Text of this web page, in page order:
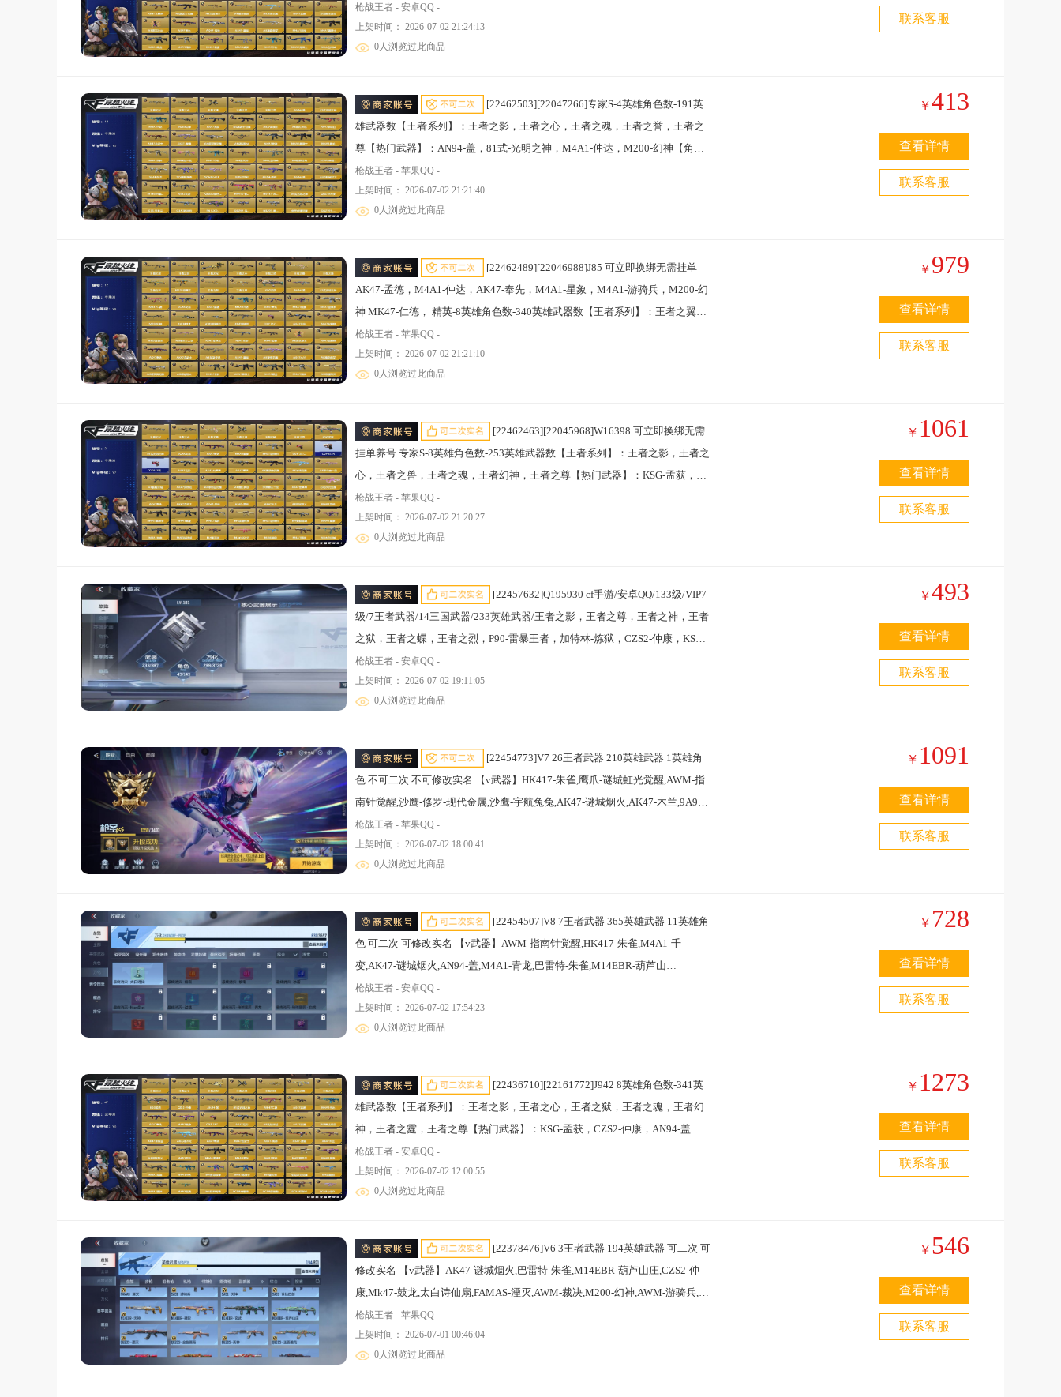
者之啸，王者之霆，王者之尊【热门武器】：KSG-孟获，CZS2-仲康，COP
357-安琪拉*2，AN94-盖，81式-光明之神，AK47-孟德，M4A1-仲达，AK47-
奉先，M4A1-威侯，M4A1-星
枪战王者 - 安卓QQ -
上架时间： 2026-07-02 21:24:13
0人浏览过此商品
联系客服
雄武器数【王者系列】：王者之影，王者之心，王者之魂，王者之誉，王者之
尊【热门武器】：AN94-盖，81式-光明之神，M4A1-仲达，M200-幻神【角
色】：妩媚妖姬，萝拉-X，刀锋-枪战王者【英雄武器】：AK47-无影，AK47-
黑武士觉醒，AK47-沙漠领主，AK47-猩红传说，AK47-幸运日，AK47-血武
士，AK47-春雅，AK47
枪战王者 - 苹果QQ -
上架时间： 2026-07-02 21:21:40
0人浏览过此商品
￥413
查看详情
联系客服
AK47-孟德，M4A1-仲达，AK47-奉先，M4A1-星象，M4A1-游骑兵，M200-幻
神 MK47-仁德， 精英-8英雄角色数-340英雄武器数【王者系列】：王者之翼，
王者之影，王者之光，王者之心，王者之迹，王者之兽，王者之隐*2，王者之
誉，M12S-雷霆王者，王者之盘，王者之尊【热门武器】：KSG-孟获，AN94-
盖，81式-光明之神，M
枪战王者 - 苹果QQ -
上架时间： 2026-07-02 21:21:10
0人浏览过此商品
￥ 979
查看详情
联系客服
挂单养号 专家S-8英雄角色数-253英雄武器数【王者系列】：王者之影，王者之
心，王者之兽，王者之魂，王者幻神，王者之尊【热门武器】：KSG-孟获，81
式-光明之神，SCAR-文远，AK47-奉先，M4A1-星象，M4A1-游骑兵，COP
357-堕天神，COP 357-A，COP 357-绚樱【角色】：审判者，萝拉，幽灵刀锋-
觉醒，关小雨
枪战王者 - 苹果QQ -
上架时间： 2026-07-02 21:20:27
0人浏览过此商品
￥ 1061
查看详情
联系客服
级/7王者武器/14三国武器/233英雄武器/王者之影，王者之尊，王者之神，王者
之狱，王者之蝶，王者之烈，P90-雷暴王者，加特林-炼狱，CZS2-仲康，KSG-
孟获，USP-仁德，沙鹰-孟德，双持沙鹰-元让，左轮-卧龙觉醒，双持
GLOCK18-本初，CZ75-策，雌雄双股剑，穷奇铁扇，激昂霸王枪，思召剑，甩
棍-卧龙觉醒
枪战王者 - 安卓QQ -
上架时间： 2026-07-02 19:11:05
0人浏览过此商品
￥493
查看详情
联系客服
色 不可二次 不可修改实名 【v武器】HK417-朱雀,鹰爪-谜城虹光觉醒,AWM-指
南针觉醒,沙鹰-修罗-现代金属,沙鹰-宇航兔兔,AK47-谜城烟火,AK47-木兰,9A91-
天神,唐刀-华夏传说,蝴蝶刀-天神,左轮-卧龙觉醒,SCAR－心动PICK,破邪蛇棍觉
醒,女皇利刃-铁胆虎魄,龙鳞-觉醒,QBZ191-封神榜,GLOCK18-猎神,炽芒蝶刃,蟒
蛇-鼓龙,龙爪手-鼓龙,马来剑-耀金伯爵,QBZ97-浩瀚征途,SCAR-探星者,PP19野
持尼泊尔-雷麒麟,M1216-血月,QCW05-变形金刚·大黄蜂,改装GLOCK-木
兰,QBB95-极光,98K-星神,秋逸觉醒,AK47-雅韵青花,9A91-魔蜥觉醒,CBJ-MS-毒
获,M4A1-太白诗仙,USP-太白诗仙,太白诗仙扇,匕首-浩瀚征途,M14EBR-葫芦山
庄,KSG-极光,光明之神弓,Ash-马上来财,拳套-光明之神,燃烧弹-竞技荣光,QBZ97-
烈焰刀,USP-仲康,樱龙刺·超觉,G36-李星云,修罗之刃,CZS2-血月,AN94-四凶觉
醒,98K-黑骑士,AWM-赛博时代,09式狙-天神,M200-幻神,AK47-黑武士觉
醒,M4A1-死神,M4A1-黑龙,AK47-无影,M4A1-雷神,AK47-火麒麟,巴雷特-毁灭,汤
姆逊-烈龙,KSG-火力竞放觉醒,地狱烈炎,地狱火,加特林-蟒蛇,RPK-盘龙,MK5-极
光,AK47-沙漠领主,QBZ95-天使,MK23-幻神,M14EBR-天神,M4A1-雷霆,AK47-沙
漠郡主-超觉,AUG-机械纪元,AK47-血武士,MK47-机械纪元,M4A1-赛博雷
械
枪战王者 - 苹果QQ -
上架时间： 2026-07-02 18:00:41
0人浏览过此商品
￥ 1091
查看详情
联系客服
色 可二次 可修改实名 【v武器】AWM-指南针觉醒,HK417-朱雀,M4A1-千
变,AK47-谜城烟火,AN94-盖,M4A1-青龙,巴雷特-朱雀,M14EBR-葫芦山
庄,QBZ191-封神榜,Mk47-鼓龙,AK47-雅韵青花,KSG-孟获,SCAR Light-白
虎,M4A1-太白诗仙,M200-竞技荣光,王者之誉,AWM-大湾溢彩,KSG-钟馗觉
醒,HK417-炎龙铠甲,QBZ191-帝皇铠甲,AWM-妙才,AWM-裁决,M200-幻神,巴雷
齿虎,M4A1-黑龙,AK47-麒麟,AK47-无影,M4A1-雷神,AK47-火麒麟,M200-心动次
元觉醒,巴雷特-极光,AWM-天龙,M14EBR-天神,AK47-沙漠郡主-超觉,M4A1-赛博
剑齿虎-炫彩,M4A1-樱龙·超觉,M4A1-仲达,AK47-奉先,AK47-机械迷城,SCAR-幽
暗骑士觉醒,巴雷特-冬灭觉醒,M4A1-樱龙·一觉,AWM-天使,AK47-华夏传
者之尊,王者星神,王者之武,王者之影,王者之心,王者之狱【v角色】炽天使-X,刀
锋-枪战王者,樱,王者-零,关小雨,瞳,幽灵刀锋-觉醒,萝拉,审判者,关小雨-X,蝉
枪战王者 - 安卓QQ -
上架时间： 2026-07-02 17:54:23
0人浏览过此商品
￥ 728
查看详情
联系客服
雄武器数【王者系列】：王者之影，王者之心，王者之狱，王者之魂，王者幻
神，王者之霆，王者之尊【热门武器】：KSG-孟获，CZS2-仲康，AN94-盖，
81式-光明之神*2，MK47-仁德，AK47-孟德，M4A1-仲达，AK47-奉先，
M4A1-星象，COP 357-堕天神*2【角色】：幽灵刀锋-觉醒，关小雨，岚兮儿，
职场灵狐-赛事经理，零-
枪战王者 - 安卓QQ -
上架时间： 2026-07-02 12:00:55
0人浏览过此商品
￥ 1273
查看详情
联系客服
修改实名 【v武器】AK47-谜城烟火,巴雷特-朱雀,M14EBR-葫芦山庄,CZS2-仲
康,Mk47-鼓龙,太白诗仙扇,FAMAS-湮灭,AWM-裁决,M200-幻神,AWM-游骑兵,暗
杀神,巴雷特-毁灭,M4A1-死神,M4A1-雷神,M200-心动次元觉醒,巴雷特-极光,地
狱火,加特林-蟒蛇,刘易斯-血月,加特林-堡垒觉醒,加特林-炼狱,M4A1-海骑
士,M4A1-赛博雷神,M4A1-游骑兵,M4A1-星象,QBZ03-湮灭,AWM-天使,刘易斯-
枪战王者 - 苹果QQ -
上架时间： 2026-07-01 00:46:04
0人浏览过此商品
￥ 546
查看详情
联系客服